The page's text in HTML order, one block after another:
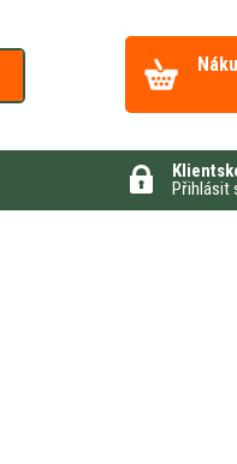
Přihlásit